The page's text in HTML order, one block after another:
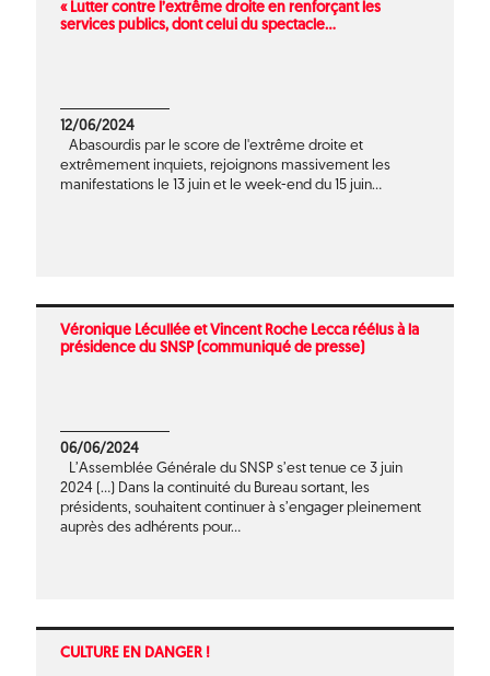
« Lutter contre l’extrême droite en renforçant les
services publics, dont celui du spectacle...
12/06/2024
Abasourdis par le score de l'extrême droite et
extrêmement inquiets, rejoignons massivement les
manifestations le 13 juin et le week-end du 15 juin...
Véronique Lécullée et Vincent Roche Lecca réélus à la
présidence du SNSP (communiqué de presse)
06/06/2024
L’Assemblée Générale du SNSP s’est tenue ce 3 juin
2024 (...) Dans la continuité du Bureau sortant, les
présidents, souhaitent continuer à s’engager pleinement
auprès des adhérents pour...
CULTURE EN DANGER !